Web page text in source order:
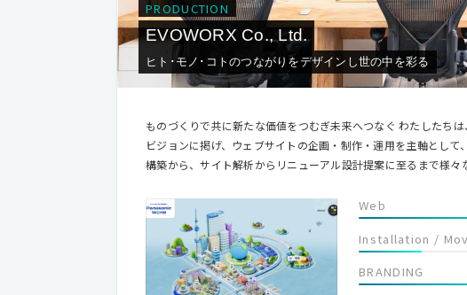
PRODUCTION
EVOWORX Co., Ltd.
ヒト･モノ･コトのつながりをデザインし世の中を彩る
ものづくりで共に新たな価値をつむぎ未来へつなぐ わたしたちは、「ものづくりで共に新たな価値をつむぎ未来へつなぐ」を
ビジョンに掲げ、ウェブサイトの企画・制作・運用を主軸とし
構築から、サイト解析からリニューアル設計提案に至るまで様
としての活動、業界の垣根を超えて、多種多様のパートナーとの
行できる体制を整えています。 クリエイテ
Web
Installation /
BRANDING